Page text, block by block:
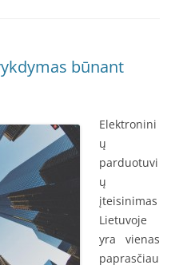
būnant
Elektronini
ų
parduotuvi
ų
įteisinimas
Lietuvoje
yra vienas
paprasčiau